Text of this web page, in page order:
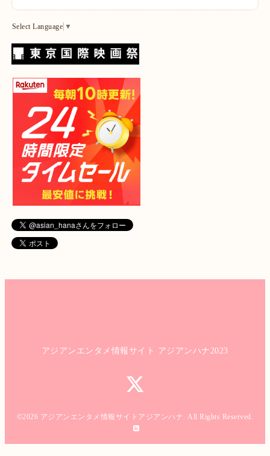
Select Language ▼
アジアンエンタメ情報サイト アジアンハナ2023
©2026 アジアンエンタメ情報サイトアジアンハナ. All Rights Reserved.